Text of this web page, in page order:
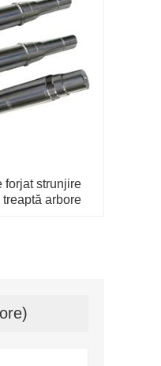
forjat strunjire
arbore